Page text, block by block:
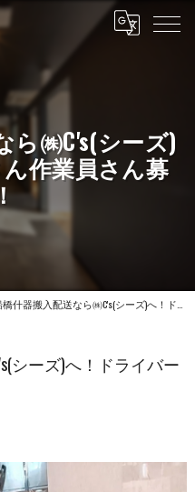
ら㈱C's(シーズ)
作業員さん募
什器搬入配送なら㈱C's(シーズ)へ！ドライバーさん作業員さん募集！
シーズ)へ！ドライバー